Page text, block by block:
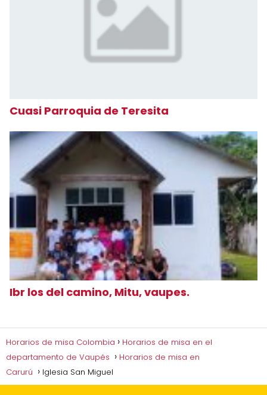
Cuasi Parroquia de Teresita
Ibr los del camino, Mitu, vaupes.
Horarios de misa Colombia
Horarios de misa en el
departamento de Vaupés
Horarios de misa en
Carurú
Iglesia San Miguel